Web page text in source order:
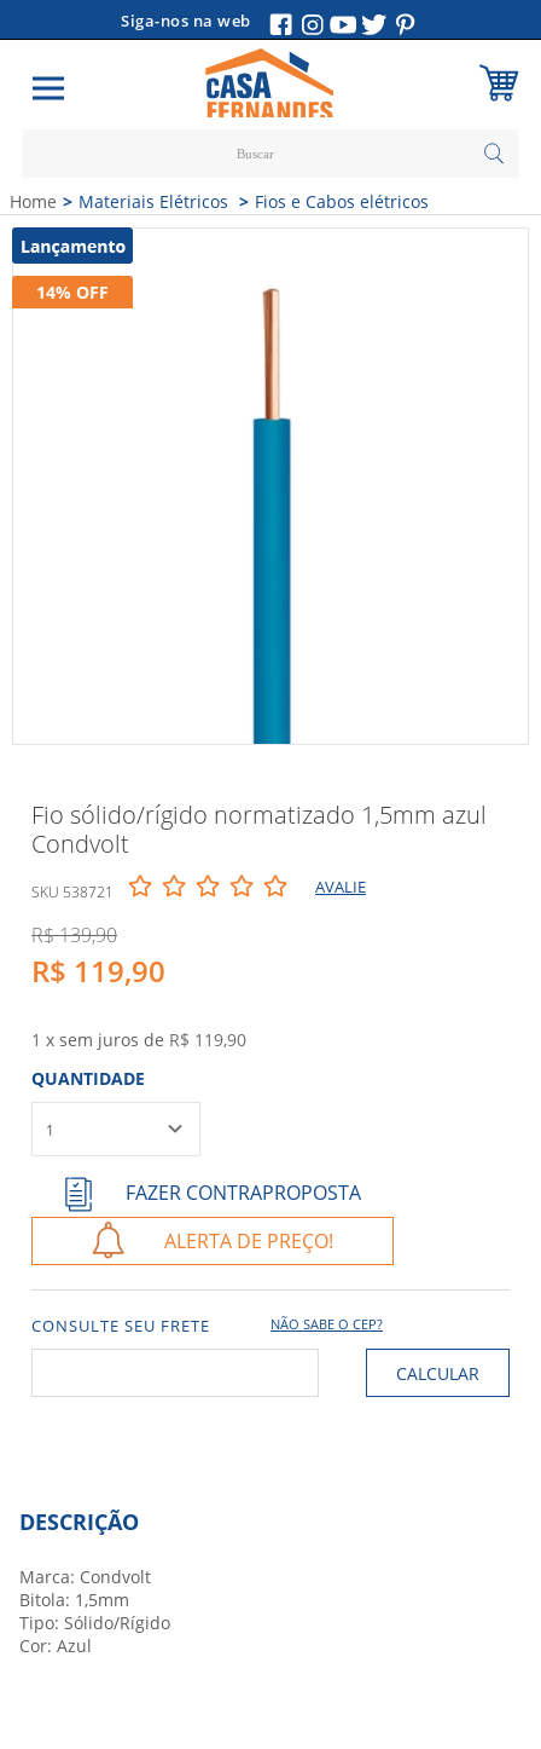
Siga-nos na web
Carrinho
Vazio
Home Materiais Elétricos Fios e Cabos elétricos
14% OFF
Fio sólido/rígido normatizado 1,5mm azul
Condvolt
SKU 538721 AVALIE
R$ 139,90
R$ 119,90
1 x sem juros de R$ 119,90
QUANTIDADE
ALERTA DE PREÇO!
CONSULTE SEU FRETE NÃO SABE O CEP?
DESCRIÇÃO
Marca: Condvolt
Bitola: 1,5mm
Tipo: Sólido/Rígido
Cor: Azul